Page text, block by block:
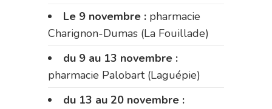
Le 9 novembre : pharmacie
Charignon-Dumas (La Fouillade)
du 9 au 13 novembre :
pharmacie Palobart (Laguépie)
du 13 au 20 novembre :